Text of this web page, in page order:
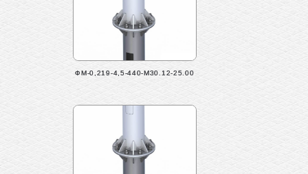
ФМ-0,219-4,5-440-М30.12-25.00